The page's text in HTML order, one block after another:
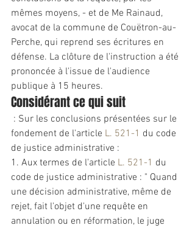
mêmes moyens, - et de Me Rainaud,
avocat de la commune de Couëtron-au-
Perche, qui reprend ses écritures en
défense. La clôture de l'instruction a été
prononcée à l'issue de l'audience
publique à 15 heures.
Considérant ce qui suit
: Sur les conclusions présentées sur le
fondement de l'article L. 521-1 du code
de justice administrative :
1. Aux termes de l'article L. 521-1 du
code de justice administrative : " Quand
une décision administrative, même de
rejet, fait l'objet d'une requête en
annulation ou en réformation, le juge